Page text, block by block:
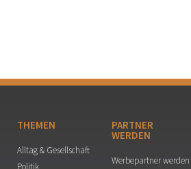
THEMEN
Alltag & Gesellschaft
Politik
PARTNER
WERDEN
Werbepartner werden